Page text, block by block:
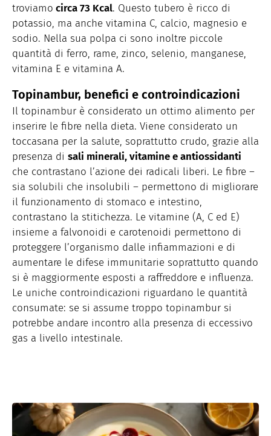
troviamo circa 73 Kcal. Questo tubero è ricco di
potassio, ma anche vitamina C, calcio, magnesio e
sodio. Nella sua polpa ci sono inoltre piccole
quantità di ferro, rame, zinco, selenio, manganese,
vitamina E e vitamina A.
Topinambur, benefici e controindicazioni
Il topinambur è considerato un ottimo alimento per
inserire le fibre nella dieta. Viene considerato un
toccasana per la salute, soprattutto crudo, grazie alla
presenza di sali minerali, vitamine e antiossidanti
che contrastano l’azione dei radicali liberi. Le fibre –
sia solubili che insolubili – permettono di migliorare
il funzionamento di stomaco e intestino,
contrastano la stitichezza. Le vitamine (A, C ed E)
insieme a falvonoidi e carotenoidi permettono di
proteggere l’organismo dalle infiammazioni e di
aumentare le difese immunitarie soprattutto quando
si è maggiormente esposti a raffreddore e influenza.
Le uniche controindicazioni riguardano le quantità
consumate: se si assume troppo topinambur si
potrebbe andare incontro alla presenza di eccessivo
gas a livello intestinale.